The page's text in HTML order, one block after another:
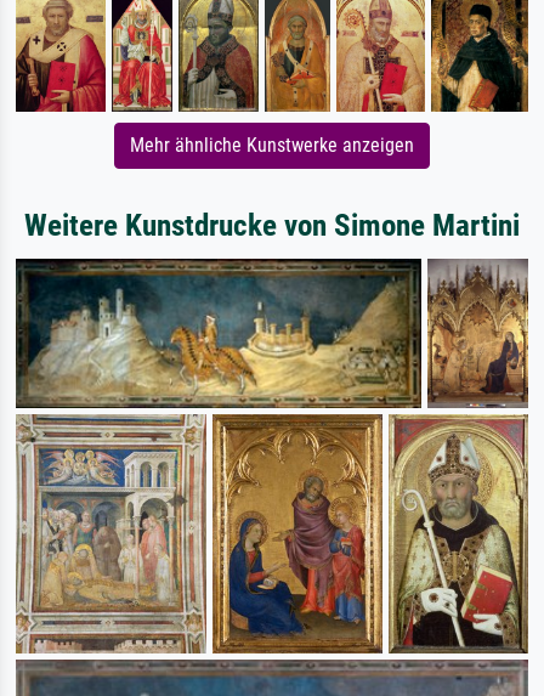
Mehr ähnliche Kunstwerke anzeigen
Weitere Kunstdrucke von Simone Martini